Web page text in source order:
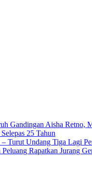
Gandingan Aisha Retno,
25 Tahun
Turut Undang Tiga Lagi
Rapatkan Jurang